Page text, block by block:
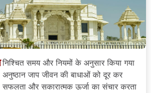
निश्चित समय और नियमों के अनुसार किया गया
अनुष्ठान जाप जीवन की बाधाओं को दूर कर
सफलता और सकारात्मक ऊर्जा का संचार करता